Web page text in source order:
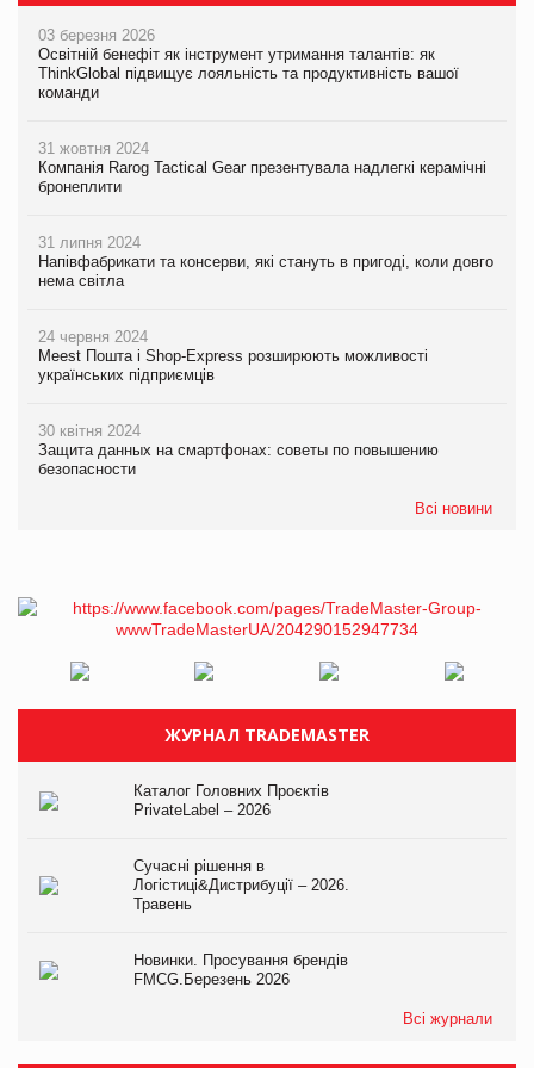
03 березня 2026
Освітній бенефіт як інструмент утримання талантів: як
ThinkGlobal підвищує лояльність та продуктивність вашої
команди
31 жовтня 2024
Компанія Rarog Tactical Gear презентувала надлегкі керамічні
бронеплити
31 липня 2024
Напівфабрикати та консерви, які стануть в пригоді, коли довго
нема світла
24 червня 2024
Meest Пошта і Shop-Express розширюють можливості
українських підприємців
30 квітня 2024
Защита данных на смартфонах: советы по повышению
безопасности
Всі новини
ЖУРНАЛ TRADEMASTER
Каталог Головних Проєктів
PrivateLabel – 2026
Сучасні рішення в
Логістиці&Дистрибуції – 2026.
Травень
Новинки. Просування брендів
FMCG.Березень 2026
Всі журнали